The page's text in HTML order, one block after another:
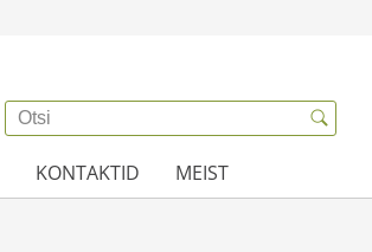
KONTAKTID MEIST